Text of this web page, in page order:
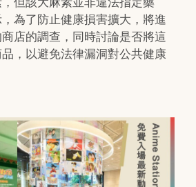
為了防止健康損害擴大，將進
店的調查，同時討論是否將這
，以避免法律漏洞對公共健康